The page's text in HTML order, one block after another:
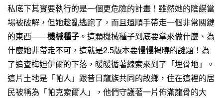
私底下其實要執行的是一個更危險的計畫！雖然她的陰謀當
場被破解，但她趁亂逃跑了，而且還順手帶走一個非常關鍵
的東西——機械種子 。 這顆機械種子到底要拿來做什麼、為
什麼她非帶走不可，這就是2.5版本要慢慢揭曉的謎題！ 為
了追查梅妲伊爾的下落，暖暖循著線索來到了「埋骨地」。
這片土地是「帕人」跟昔日龍族共同的故鄉，住在這裡的居
民被稱為「帕克索爾人」，他們守護著一片佈滿龍骨的大